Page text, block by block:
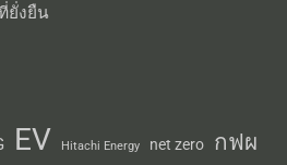
ยั่งยืน
EV Hitachi Energy net zero กฟผ